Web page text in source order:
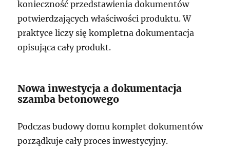
konieczność przedstawienia dokumentów
potwierdzających właściwości produktu. W
praktyce liczy się kompletna dokumentacja
opisująca cały produkt.
Nowa inwestycja a dokumentacja
szamba betonowego
Podczas budowy domu komplet dokumentów
porządkuje cały proces inwestycyjny.